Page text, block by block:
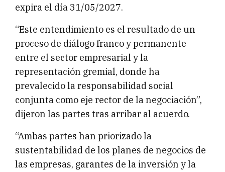
expira el día 31/05/2027.
“Este entendimiento es el resultado de un
proceso de diálogo franco y permanente
entre el sector empresarial y la
representación gremial, donde ha
prevalecido la responsabilidad social
conjunta como eje rector de la negociación”,
dijeron las partes tras arribar al acuerdo.
“Ambas partes han priorizado la
sustentabilidad de los planes de negocios de
las empresas, garantes de la inversión y la